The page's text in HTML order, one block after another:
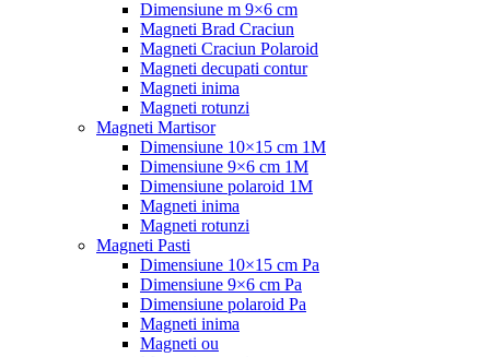
Dimensiune m 9×6 cm
Magneti Brad Craciun
Magneti Craciun Polaroid
Magneti decupati contur
Magneti inima
Magneti rotunzi
Magneti Martisor
Dimensiune 10×15 cm 1M
Dimensiune 9×6 cm 1M
Dimensiune polaroid 1M
Magneti inima
Magneti rotunzi
Magneti Pasti
Dimensiune 10×15 cm Pa
Dimensiune 9×6 cm Pa
Dimensiune polaroid Pa
Magneti inima
Magneti ou